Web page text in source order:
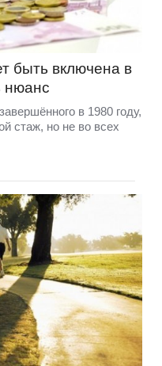
быть включена в
нюанс
в 1980 году,
стаж, но не во всех